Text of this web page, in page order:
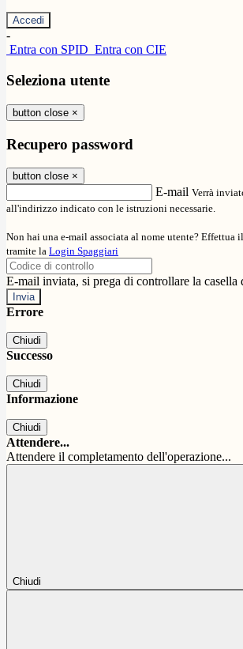
-
Entra con SPID Entra con CIE
Seleziona utente
button close ×
Recupero password
button close ×
E-mail Verrà
all'indirizzo indicato con le istruzioni necessarie.
Non hai una e-mail associata al nome utente? Effettua
tramite la Login Spaggiari
E-mail inviata, si prega di controllare la casella
Errore
Chiudi
Successo
Chiudi
Informazione
Chiudi
Attendere...
Attendere il completamento dell'operazione...
Chiudi